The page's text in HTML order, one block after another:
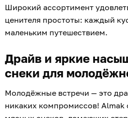
Широкий ассортимент
ценителя простоты: каждый
маленьким путешествием.
Драйв и яркие
снеки для
Молодёжные встречи — это
никаких компромиссов! Almak